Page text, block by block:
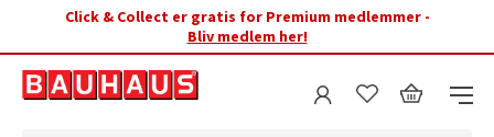
Click & Collect er gratis for Premium medlemmer -
Bliv medlem her!